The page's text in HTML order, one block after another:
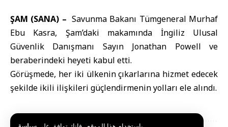
ŞAM (SANA) –Savunma Bakanı Tümgeneral Murhaf
Ebu Kasra, Şam’daki makamında İngiliz Ulusal
Güvenlik Danışmanı Sayın Jonathan Powell ve
beraberindeki heyeti kabul etti.
Görüşmede, her iki ülkenin çıkarlarına hizmet edecek
şekilde ikili ilişkileri güçlendirmenin yolları ele alındı.